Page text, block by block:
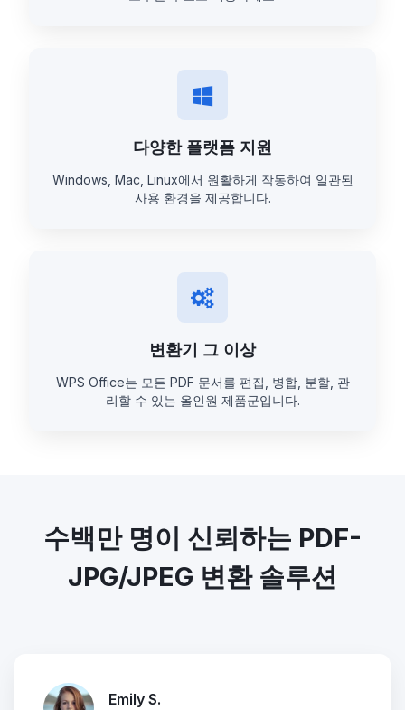
다양한 플랫폼 지원
Windows, Mac, Linux에서 원활하게 작동하여 일관된
사용 환경을 제공합니다.
변환기 그 이상
WPS Office는 모든 PDF 문서를 편집, 병합, 분할, 관
리할 수 있는 올인원 제품군입니다.
수백만 명이 신뢰하는 PDF-
JPG/JPEG 변환 솔루션
Emily S.